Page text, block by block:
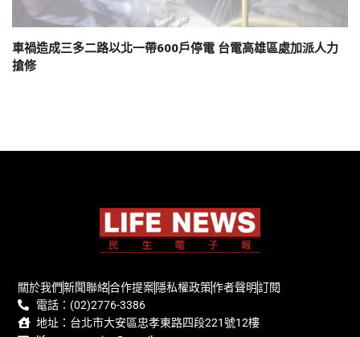
車禍造成三多二路以北一帶600戶停電 台電高雄區處加派人力
搶修
關於我們新聞聯絡合作提案隱私權政策作者聲明訂閱
電話：(02)2776-3386
地址：台北市大安區忠孝東路四段221號12樓